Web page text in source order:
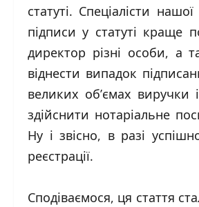
статуті. Спеціалісти
підписи у статуті краще
директор різні особи, а
віднести випадок
великих об’ємах виручки
здійснити нотаріальне
Ну і звісно, в разі
реєстрації.
Сподіваємося, ця стаття